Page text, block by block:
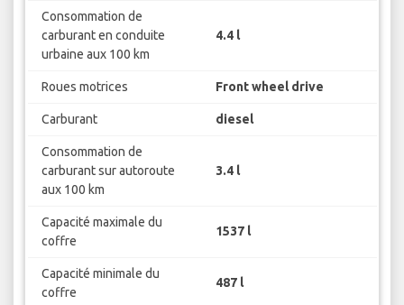
Consommation de
carburant en conduite
urbaine aux 100 km
4.4 l
Roues motrices Front wheel drive
Carburant diesel
Consommation de
carburant sur autoroute
aux 100 km
3.4 l
Capacité maximale du
coffre
1537 l
Capacité minimale du
coffre
487 l